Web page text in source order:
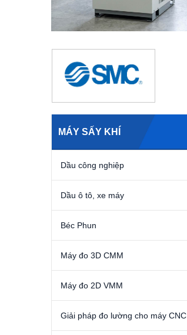
MÁY SẤY KHÍ
Dầu công nghiệp
Dầu ô tô, xe máy
Béc Phun
Máy đo 3D CMM
Máy đo 2D VMM
Giải pháp đo lường cho máy CNC